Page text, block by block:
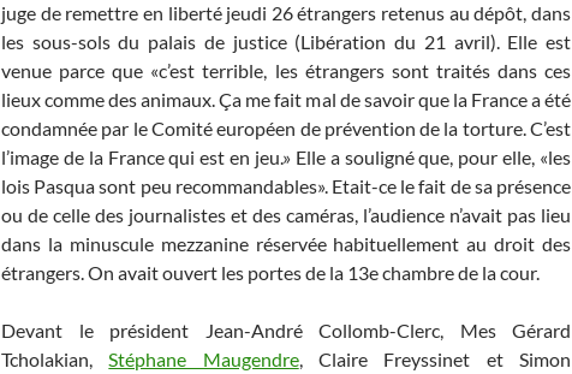
juge de remettre en liberté jeudi 26 étrangers retenus au dépôt, dans
les sous-sols du palais de justice (Libération du 21 avril). Elle est
venue parce que «c’est terrible, les étrangers sont traités dans ces
lieux comme des animaux. Ça me fait mal de savoir que la France a été
condamnée par le Comité européen de prévention de la torture. C’est
l’image de la France qui est en jeu.» Elle a souligné que, pour elle, «les
lois Pasqua sont peu recommandables». Etait-ce le fait de sa présence
ou de celle des journalistes et des caméras, l’audience n’avait pas lieu
dans la minuscule mezzanine réservée habituellement au droit des
étrangers. On avait ouvert les portes de la 13e chambre de la cour.
Devant le président Jean-André Collomb-Clerc, Mes Gérard
Tcholakian,Stéphane Maugendre, Claire Freyssinet et Simon